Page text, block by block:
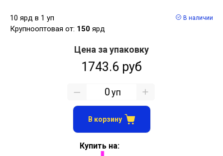
10 ярд в 1 уп
Крупнооптовая от: 150 ярд
В наличии
Цена за упаковку
1743.6 руб
уп
В корзину
Купить на: